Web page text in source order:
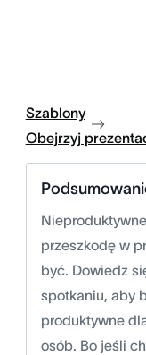
Szablony
Obejrzyj
przeszkodę w
być. Dowiedz
spotkaniu, aby
produktywne
osób. Bo jeśli